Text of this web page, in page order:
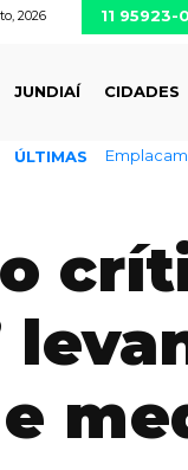
2026 11 95923-
JUNDIAÍ CIDADES
ÚLTIMAS Defesa